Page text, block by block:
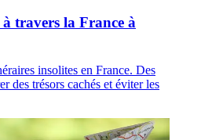
travers la France à
insolites en France. Des
des trésors cachés et éviter les